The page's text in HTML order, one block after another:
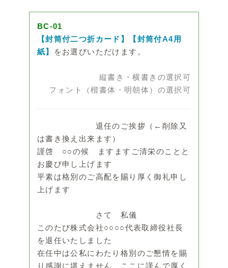
BC-01
【封筒付二つ折カード】【封筒付A4用
紙】
をお選びいただけます。
縦書き・横書きの選択可
フォント（楷書体・明朝体）の選択可
退任のご挨拶（←削除又
は書き換え出来ます）
謹啓 ○○の候 ますますご清栄のことと
お慶び申し上げます
平素は格別のご高配を賜り厚く御礼申し
上げます
さて 私儀
このたび株式会社○○○○代表取締役社長
を退任いたしました
在任中は公私にわたり格別のご懇情を賜
り感謝に堪えません ここに謹んで厚く